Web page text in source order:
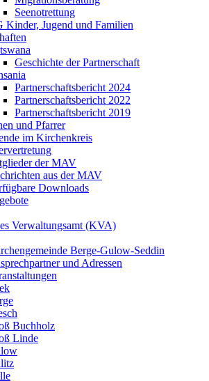
Seenotrettung
Kinder, Jugend und Familien
Geschichte der Partnerschaft
Partnerschaftsbericht 2024
Partnerschaftsbericht 2022
Partnerschaftsbericht 2019
und Pfarrer
im Kirchenkreis
der MAV
aus der MAV
Downloads
Verwaltungsamt (KVA)
Berge-Gulow-Seddin
und Adressen
Buchholz
Linde